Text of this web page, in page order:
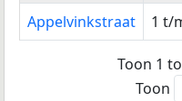
Appelvinkstraat
1 t/
Toon 1
Toon